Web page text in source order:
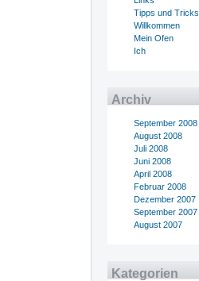
Tipps und Tricks
Willkommen
Mein Ofen
Ich
Archiv
September 2008
August 2008
Juli 2008
Juni 2008
April 2008
Februar 2008
Dezember 2007
September 2007
August 2007
Kategorien